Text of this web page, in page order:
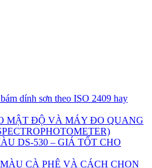
dính sơn theo ISO 2409 hay
MẬT ĐỘ VÀ MÁY ĐO QUANG
DS-530 – GIÁ TỐT CHO
CÀ PHÊ VÀ CÁCH CHỌN